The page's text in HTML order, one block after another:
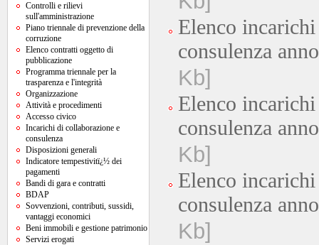
Controlli e rilievi
sull'amministrazione
Piano triennale di prevenzione della
corruzione
Elenco contratti oggetto di
pubblicazione
Programma triennale per la
trasparenza e l'integrità
Organizzazione
Attività e procedimenti
Accesso civico
Incarichi di collaborazione e
consulenza
Disposizioni generali
Indicatore tempestivitï¿½ dei
pagamenti
Bandi di gara e contratti
BDAP
Sovvenzioni, contributi, sussidi,
vantaggi economici
Beni immobili e gestione patrimonio
Servizi erogati
Elenco
consulenza
Kb]
Elenco
consulenza
Kb]
Elenco
consulenza
Kb]